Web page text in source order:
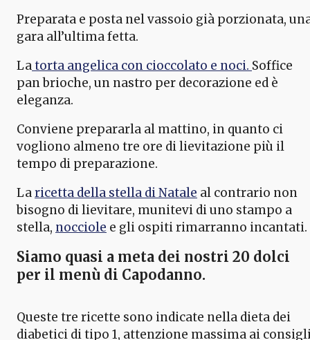
Preparata e posta nel vassoio già porzionata,
gara all’ultima fetta.
Latorta angelica con cioccolato e noci. Soffice
pan brioche, un nastro per decorazione ed è
eleganza.
Conviene prepararla al mattino, in quanto ci
vogliono almeno tre ore di lievitazione più il
tempo di preparazione.
Laricetta della stella di Natale al contrario non
bisogno di lievitare, munitevi di uno stampo a
stella, nocciole e gli ospiti rimarranno incantati.
Siamo quasi a meta dei nostri 20 dolci
per il menù di Capodanno.
Queste tre ricette sono indicate nella dieta dei
diabetici di tipo 1, attenzione massima ai